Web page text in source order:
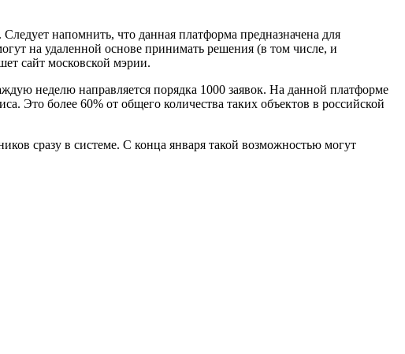
напомнить, что данная платформа предназначена для
на удаленной основе принимать решения (в том числе, и
сайт московской мэрии.
неделю направляется порядка 1000 заявок. На данной платформе
более 60% от общего количества таких объектов в российской
сразу в системе. С конца января такой возможностью могут